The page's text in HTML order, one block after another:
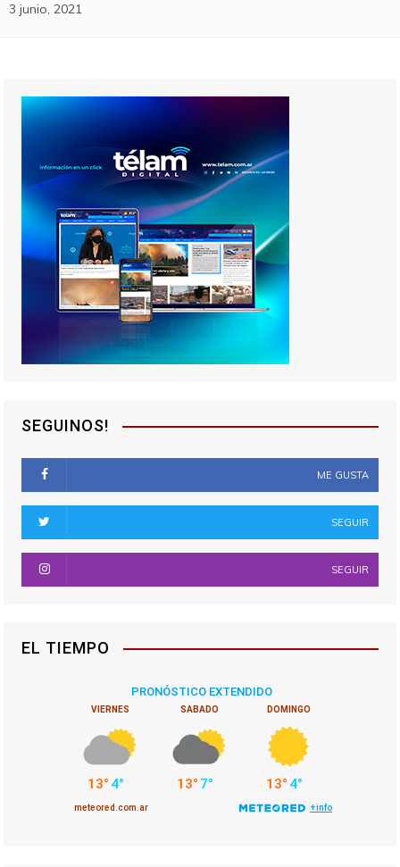
3 junio, 2021
SEGUINOS!
ME GUSTA
SEGUIR
SEGUIR
EL TIEMPO